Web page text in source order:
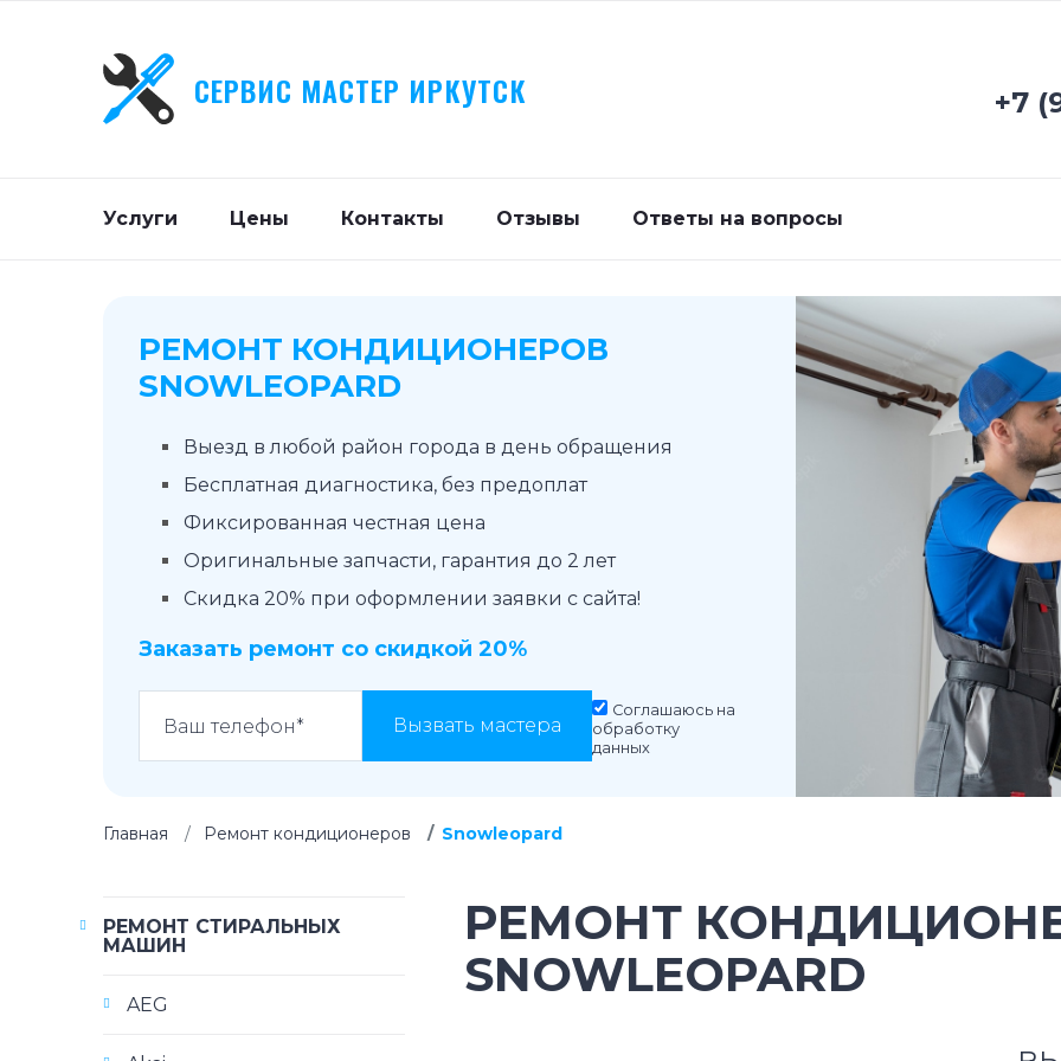
СЕРВИС МАСТЕР ИРКУТСК +7
Услуги Цены Контакты Отзывы Ответы на вопросы
РЕМОНТ КОНДИЦИОНЕРОВ
SNOWLEOPARD
Выезд в любой район города в день обращения
Бесплатная диагностика, без предоплат
Фиксированная честная цена
Оригинальные запчасти, гарантия до 2 лет
Скидка 20% при оформлении заявки с сайта!
Заказать ремонт со скидкой 20%
Вызвать мастера
Соглашаюсь на
обработку
данных
Главная Ремонт кондиционеров Snowleopard
РЕМОНТ
SNOWLEOPARD
РЕМОНТ СТИРАЛЬНЫХ
МАШИН
AEG